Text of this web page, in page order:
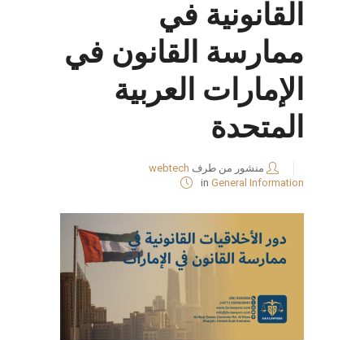
القانونية في
ممارسة القانون في
الإمارات العربية
المتحدة
منشور من طرف webtech
in General Information